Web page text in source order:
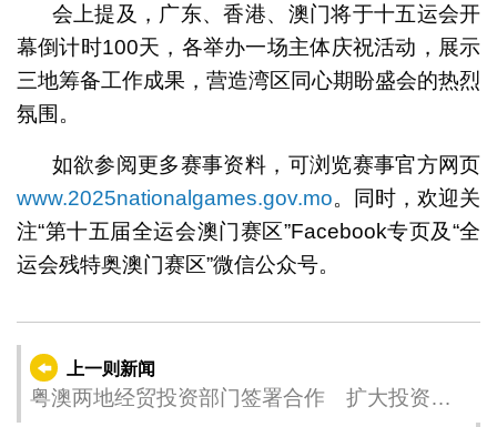
会上提及，广东、香港、澳门将于十五运会开
幕倒计时100天，各举办一场主体庆祝活动，展示
三地筹备工作成果，营造湾区同心期盼盛会的热烈
氛围。
如欲参阅更多赛事资料，可浏览赛事官方网页
www.2025nationalgames.gov.mo。同时，欢迎关
注“第十五届全运会澳门赛区”Facebook专页及“全
运会残特奥澳门赛区”微信公众号。
上一则新闻
粤澳两地经贸投资部门签署合作 扩大投资者